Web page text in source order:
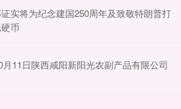
实将为纪念建国250周年及致敬特朗普打
币
11日陕西咸阳新阳光农副产品有限公司